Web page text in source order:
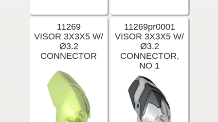
11269
VISOR 3X3X5 W/
Ø3.2
CONNECTOR
11269pr0001
VISOR 3X3X5 W/
Ø3.2
CONNECTOR,
NO 1